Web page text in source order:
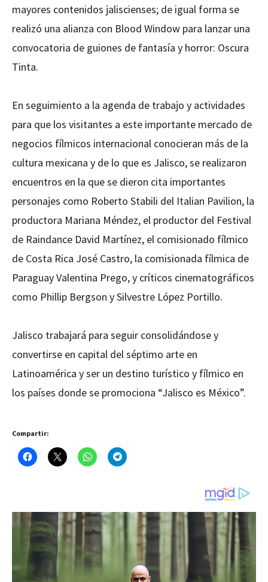
mayores contenidos jaliscienses; de igual forma se
realizó una alianza con Blood Window para lanzar una
convocatoria de guiones de fantasía y horror: Oscura
Tinta.
En seguimiento a la agenda de trabajo y actividades
para que los visitantes a este importante mercado de
negocios fílmicos internacional conocieran más de la
cultura mexicana y de lo que es Jalisco, se realizaron
encuentros en la que se dieron cita importantes
personajes como Roberto Stabili del Italian Pavilion, la
productora Mariana Méndez, el productor del Festival
de Raindance David Martínez, el comisionado fílmico
de Costa Rica José Castro, la comisionada fílmica de
Paraguay Valentina Prego, y críticos cinematográficos
como Phillip Bergson y Silvestre López Portillo.
Jalisco trabajará para seguir consolidándose y
convertirse en capital del séptimo arte en
Latinoamérica y ser un destino turístico y fílmico en
los países donde se promociona “Jalisco es México”.
Compartir: